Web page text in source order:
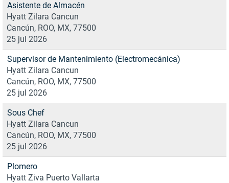
Asistente de Almacén
Hyatt Zilara Cancun
Cancún, ROO, MX, 77500
25 jul 2026
Supervisor de Mantenimiento (Electromecánica)
Hyatt Zilara Cancun
Cancún, ROO, MX, 77500
25 jul 2026
Sous Chef
Hyatt Zilara Cancun
Cancún, ROO, MX, 77500
25 jul 2026
Plomero
Hyatt Ziva Puerto Vallarta